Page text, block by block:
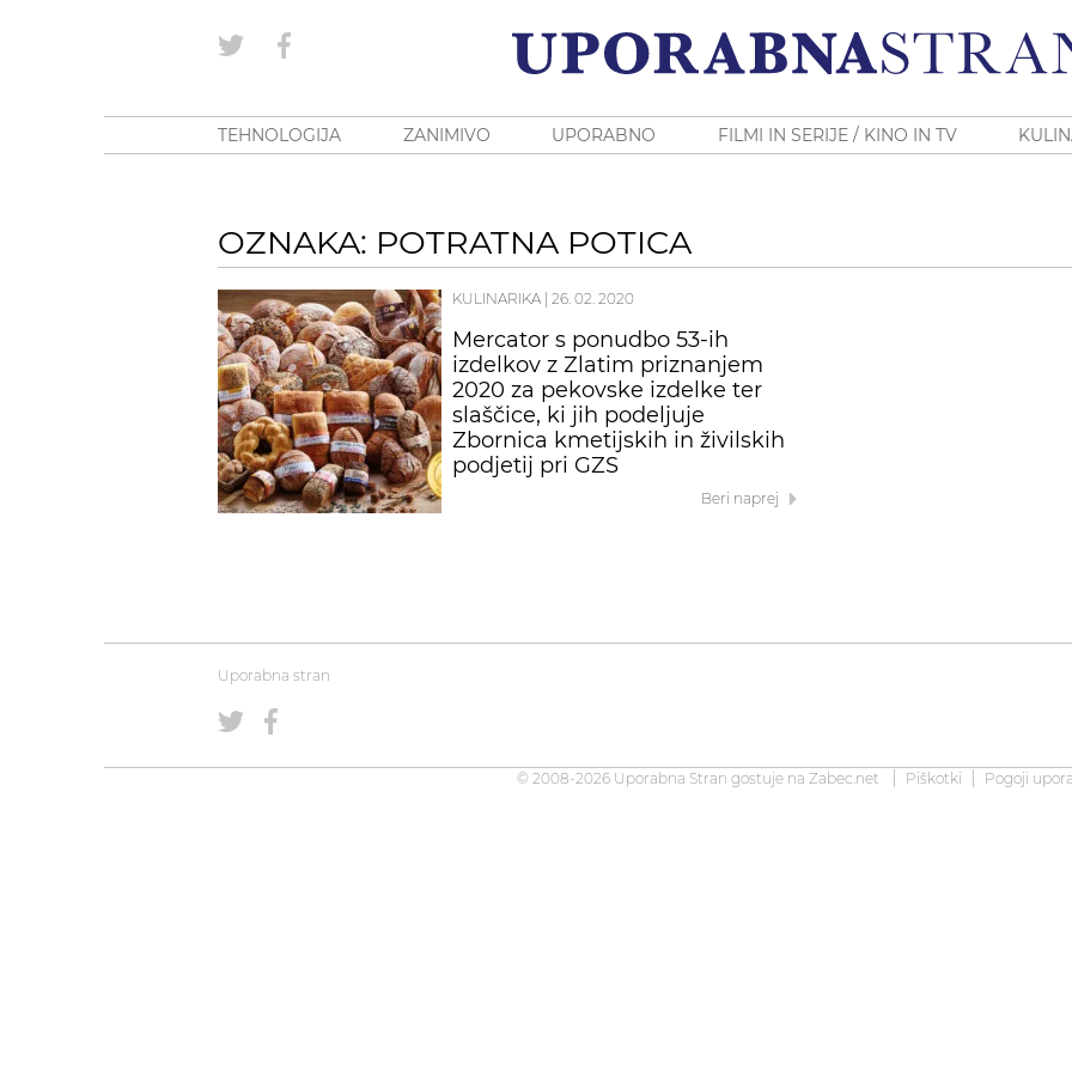
TEHNOLOGIJA ZANIMIVO UPORABNO FILMI IN SERIJE / KINO IN TV
OZNAKA: POTRATNA POTICA
KULINARIKA 26. 02. 2020
Mercator s ponudbo 53-ih
izdelkov z Zlatim priznanjem
2020 za pekovske izdelke ter
slaščice, ki jih podeljuje
Zbornica kmetijskih in živilskih
podjetij pri GZS
Beri naprej
Uporabna stran
© 2008-2026 Uporabna Stran gostuje na Zabec.net Piškotki Pogoji